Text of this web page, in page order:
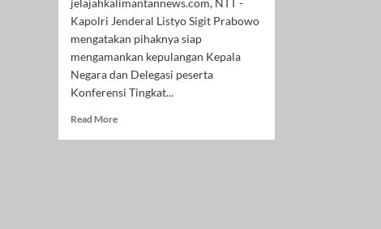
Kapolri Jenderal Listyo Sigit Prabowo
mengatakan pihaknya siap
mengamankan kepulangan Kepala
Negara dan Delegasi peserta
Konferensi Tingkat...
Read MoreRead